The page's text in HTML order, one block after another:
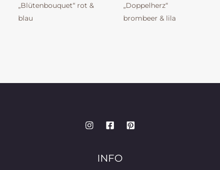
„Blütenbouquet“ rot &
blau
„Doppelherz“
brombeer & lila
INFO